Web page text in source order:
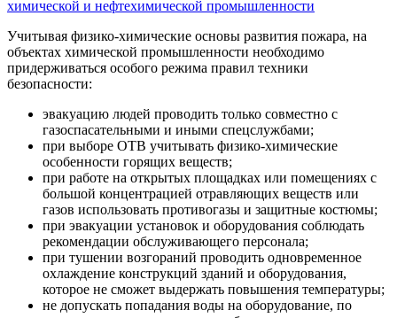
Учитывая физико-химические основы развития пожара, на
объектах химической промышленности необходимо
придерживаться особого режима правил техники
безопасности:
эвакуацию людей проводить только совместно с
газоспасательными и иными спецслужбами;
при выборе ОТВ учитывать физико-химические
особенности горящих веществ;
при работе на открытых площадках или помещениях с
большой концентрацией отравляющих веществ или
газов использовать противогазы и защитные костюмы;
при эвакуации установок и оборудования соблюдать
рекомендации обслуживающего персонала;
при тушении возгораний проводить одновременное
охлаждение конструкций зданий и оборудования,
которое не сможет выдержать повышения температуры;
не допускать попадания воды на оборудование, по